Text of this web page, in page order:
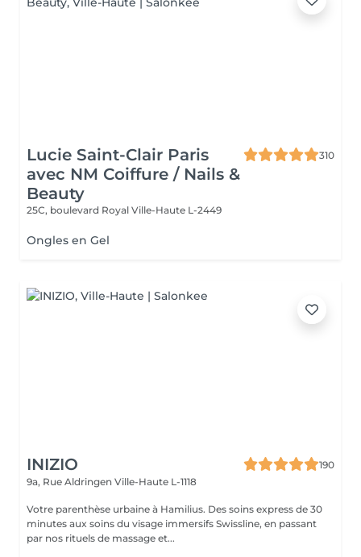
Lucie Saint-Clair Paris
avec NM Coiffure / Nails &
Beauty
310
25C, boulevard Royal Ville-Haute L-2449
Ongles en Gel
INIZIO
190
9a, Rue Aldringen Ville-Haute L-1118
Votre parenthèse urbaine à Hamilius. Des soins express de 30
minutes aux soins du visage immersifs Swissline, en passant
par nos rituels de massage et...